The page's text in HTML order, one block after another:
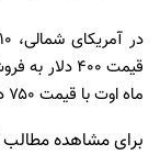
ماه اوت با قیمت ۷۵۰ دلار وارد بازار خواهد شد.
برای مشاهده مطالب IT ما را در کانال بولتن IT دنبال کنید